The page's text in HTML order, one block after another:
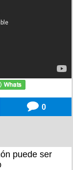
0
puede ser